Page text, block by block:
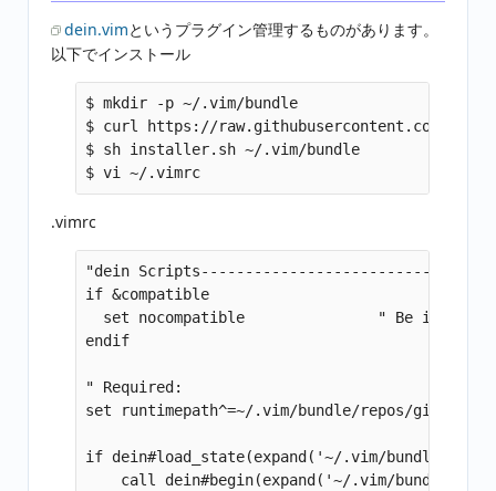
dein.vimというプラグイン管理するものがあります。
以下でインストール
$ mkdir -p ~/.vim/bundle
$ curl https://raw.githubusercontent.com/
$ sh installer.sh ~/.vim/bundle
.vimrc
"dein Scripts-----------------------------
if &compatible
  set nocompatible               " Be iMproved
endif
" Required:
set runtimepath^=~/.vim/bundle/repos/
if dein#load_state(expand('~/.vim/bundle'))
    call dein#begin(expand('~/.vim/bundle'))